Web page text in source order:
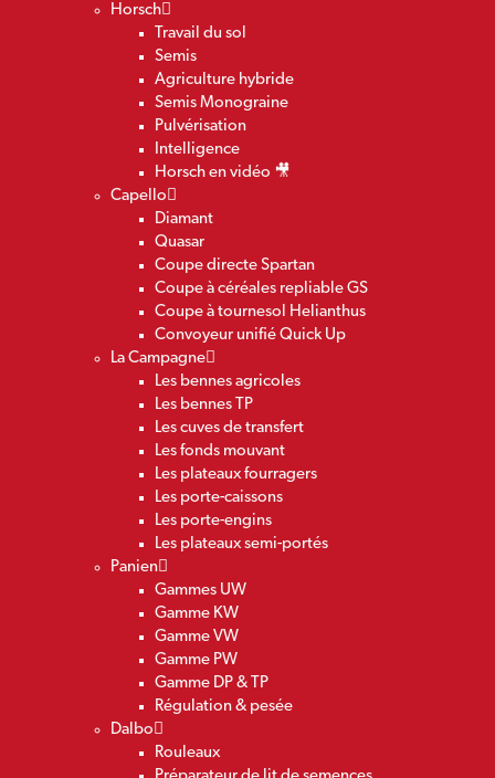
Horsch
Travail du sol
Semis
Agriculture hybride
Semis Monograine
Pulvérisation
Intelligence
Horsch en vidéo 🎥
Capello
Diamant
Quasar
Coupe directe Spartan
Coupe à céréales repliable GS
Coupe à tournesol Helianthus
Convoyeur unifié Quick Up
La Campagne
Les bennes agricoles
Les bennes TP
Les cuves de transfert
Les fonds mouvant
Les plateaux fourragers
Les porte-caissons
Les porte-engins
Les plateaux semi-portés
Panien
Gammes UW
Gamme KW
Gamme VW
Gamme PW
Gamme DP & TP
Régulation & pesée
Dalbo
Rouleaux